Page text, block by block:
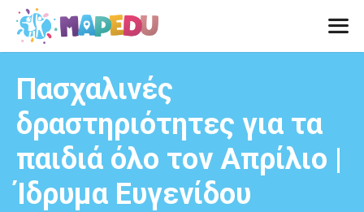
Μετάβαση
περιεχόμενο
Πασχαλινές
δραστηριότητες για τα
παιδιά όλο τον Απρίλιο |
Ίδρυμα Ευγενίδου